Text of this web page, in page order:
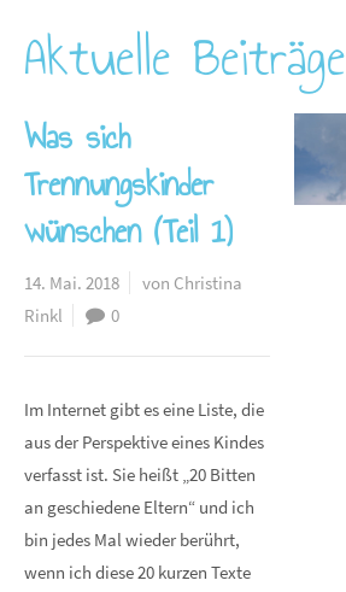
Aktuelle Beiträge
Was sich
Trennungskinder
wünschen (Teil 1)
14. Mai. 2018
von Christina
Rinkl
0
Im Internet gibt es eine Liste, die
aus der Perspektive eines Kindes
verfasst ist. Sie heißt „20 Bitten
an geschiedene Eltern“ und ich
bin jedes Mal wieder berührt,
wenn ich diese 20 kurzen Texte